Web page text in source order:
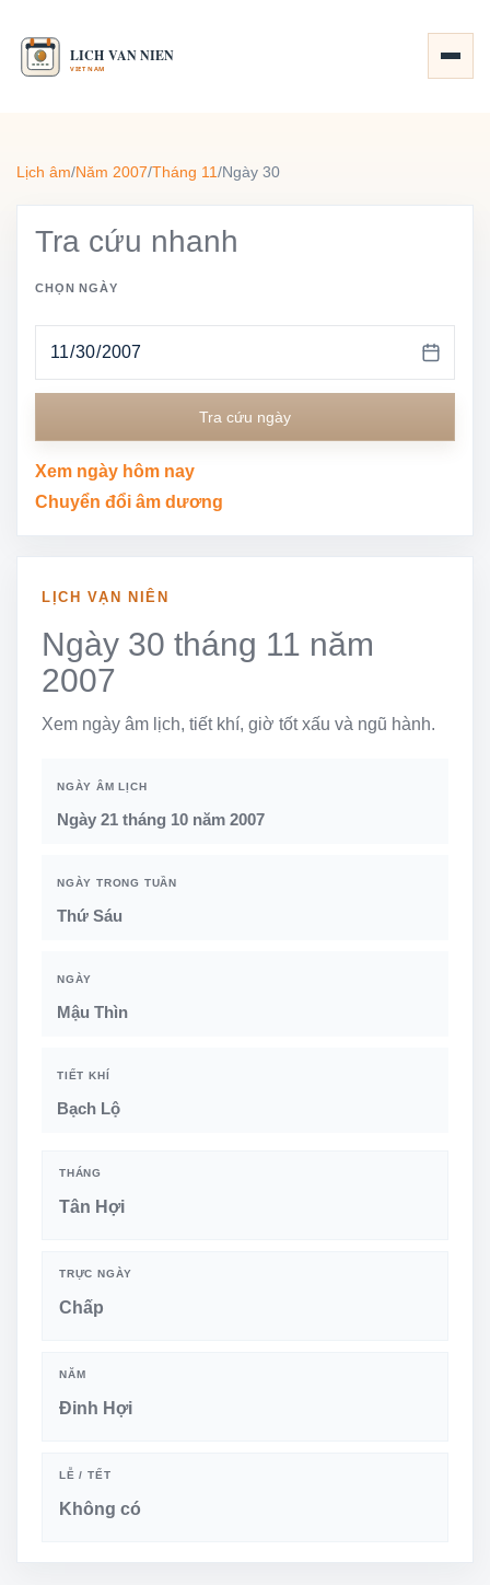
Lịch âm/Năm 2007/Tháng 11/Ngày 30
Tra cứu nhanh
CHỌN NGÀY
Tra cứu ngày
Xem ngày hôm nay
Chuyển đổi âm dương
LỊCH VẠN NIÊN
Ngày 30 tháng 11 năm
2007
Xem ngày âm lịch, tiết khí, giờ tốt xấu và ngũ hành.
NGÀY ÂM LỊCH
Ngày 21 tháng 10 năm 2007
NGÀY TRONG TUẦN
Thứ Sáu
NGÀY
Mậu Thìn
TIẾT KHÍ
Bạch Lộ
THÁNG
Tân Hợi
TRỰC NGÀY
Chấp
NĂM
Đinh Hợi
LỄ / TẾT
Không có